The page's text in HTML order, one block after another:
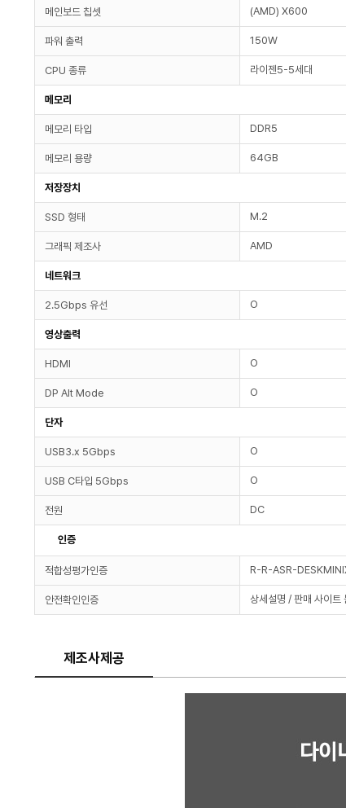
메인보드 칩셋 (AMD) X600
파워 출력 150W
CPU 종류 라이젠5-5세대
메모리
메모리 타입 DDR5
메모리 용량 64GB
저장장치
SSD 형태 M.2
그래픽 제조사 AMD
네트워크
2.5Gbps 유선 O
영상출력
HDMI O
DP Alt Mode O
단자
USB3.x 5Gbps O
USB C타입 5Gbps O
전원 DC
인증
적합성평가인증 R-R-ASR-
안전확인인증 상세설명 / 판매 사이트
제조사제공